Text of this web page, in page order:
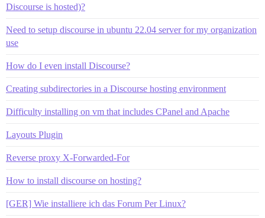
Discourse is hosted)?
Need to setup discourse in ubuntu 22.04 server for my organization
use
How do I even install Discourse?
Creating subdirectories in a Discourse hosting environment
Difficulty installing on vm that includes CPanel and Apache
Layouts Plugin
Reverse proxy X-Forwarded-For
How to install discourse on hosting?
[GER] Wie installiere ich das Forum Per Linux?